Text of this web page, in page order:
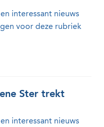
interessant nieuws
voor deze rubriek
Ster trekt
interessant nieuws